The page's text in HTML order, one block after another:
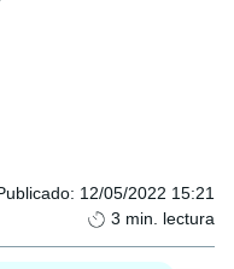
: 12/05/2022 15:21
3 min. lectura